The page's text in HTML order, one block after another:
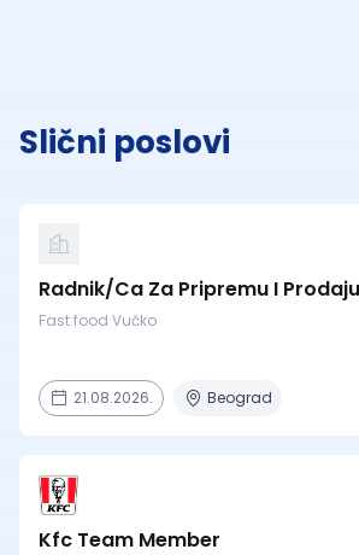
Slični poslovi
Radnik/Ca Za Pripremu I
Fast food Vučko
21.08.2026. Beograd
Kfc Team Member